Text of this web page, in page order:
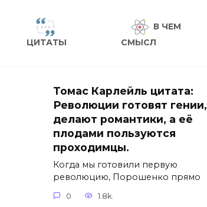
ЦИТАТЫ
В ЧЕМ
СМЫСЛ
Томас Карлейль цитата:
Революции готовят гении,
делают романтики, а её
плодами пользуются
проходимцы.
Когда мы готовили первую
революцию, Порошенко прямо
0 1.8k.